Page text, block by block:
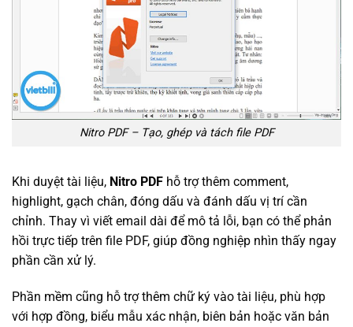
Nitro PDF – Tạo, ghép và tách file PDF
Khi duyệt tài liệu, Nitro PDF hỗ trợ thêm comment,
highlight, gạch chân, đóng dấu và đánh dấu vị trí cần
chỉnh. Thay vì viết email dài để mô tả lỗi, bạn có thể phản
hồi trực tiếp trên file PDF, giúp đồng nghiệp nhìn thấy ngay
phần cần xử lý.
Phần mềm cũng hỗ trợ thêm chữ ký vào tài liệu, phù hợp
với hợp đồng, biểu mẫu xác nhận, biên bản hoặc văn bản